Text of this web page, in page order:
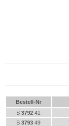
Bestell-Nr
S 3792 41
S 3793 49